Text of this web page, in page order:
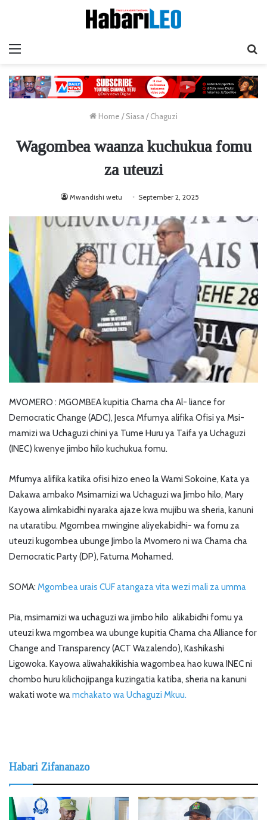
Home / Siasa/ Chaguzi
Wagombea waanza kuchukua fomu
za uteuzi
Mwandishi wetu September 2, 2025
MVOMERO : MGOMBEA kupitia Chama cha Al- liance for
Democratic Change (ADC), Jesca Mfumya alifika Ofisi ya Msi-
mamizi wa Uchaguzi chini ya Tume Huru ya Taifa ya Uchaguzi
(INEC) kwenye jimbo hilo kuchukua fomu.
Mfumya alifika katika ofisi hizo eneo la Wami Sokoine, Kata ya
Dakawa ambako Msimamizi wa Uchaguzi wa Jimbo hilo, Mary
Kayowa alimkabidhi nyaraka ajaze kwa mujibu wa sheria, kanuni
na utaratibu. Mgombea mwingine aliyekabidhi- wa fomu za
uteuzi kugombea ubunge Jimbo la Mvomero ni wa Chama cha
Democratic Party (DP), Fatuma Mohamed.
SOMA: Mgombea urais CUF atangaza vita wezi mali za umma
Pia, msimamizi wa uchaguzi wa jimbo hilo alikabidhi fomu ya
uteuzi kwa mgombea wa ubunge kupitia Chama cha Alliance for
Change and Transparency (ACT Wazalendo), Kashikashi
Ligowoka. Kayowa aliwahakikishia wagombea hao kuwa INEC ni
chombo huru kilichojipanga kuzingatia katiba, sheria na kanuni
wakati wote wa mchakato wa Uchaguzi Mkuu.
Habari Zifananazo